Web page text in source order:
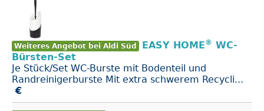
Weiteres Angebot bei Aldi Süd EASY HOME® WC-
Bürsten-Set
Je Stück/Set WC-Burste mit Bodenteil und
Randreinigerburste Mit extra schwerem Recycli...
€